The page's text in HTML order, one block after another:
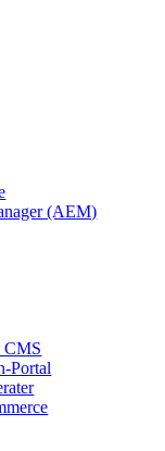
(AEM)
CMS
Portal